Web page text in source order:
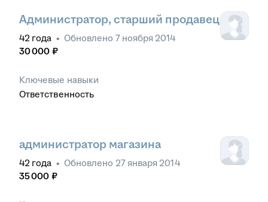
объемом информации
Администратор, старший продавец
42 года • Обновлено 7 ноября 2014
30 000 ₽
Ключевые навыки
Ответственность
администратор магазина
42 года • Обновлено 27 января 2014
35 000 ₽